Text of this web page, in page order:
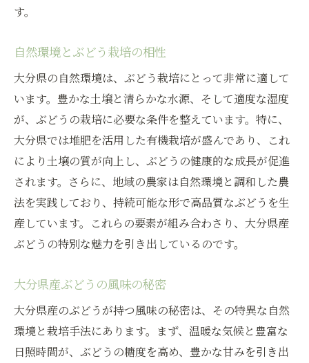
品質向上を追求した栽培方法
ぶどう栽培の成功例を紹介
有機栽培で育てる大分県のぶどう
環境配慮の有機栽培ぶどう
大分県での有機ぶどうの育成法
有機栽培がもたらすぶどうの効果
ぶどうの有機栽培の重要性
持続可能なぶどう栽培への取り組み
自然と共生するぶどう栽培
大分県での環境に優しい栽培技術
ぶどう栽培における持続可能性
環境保護とぶどう栽培の両立
す。
自然環境とぶどう栽培の相性
大分県の自然環境は、ぶどう栽培にとって非常に適して
います。豊かな土壌と清らかな水源、そして適度な湿度
が、ぶどうの栽培に必要な条件を整えています。特に、
大分県では堆肥を活用した有機栽培が盛んであり、これ
により土壌の質が向上し、ぶどうの健康的な成長が促進
されます。さらに、地域の農家は自然環境と調和した農
法を実践しており、持続可能な形で高品質なぶどうを生
産しています。これらの要素が組み合わさり、大分県産
ぶどうの特別な魅力を引き出しているのです。
大分県産ぶどうの風味の秘密
大分県産のぶどうが持つ風味の秘密は、その特異な自然
環境と栽培手法にあります。まず、温暖な気候と豊富な
日照時間が、ぶどうの糖度を高め、豊かな甘みを引き出